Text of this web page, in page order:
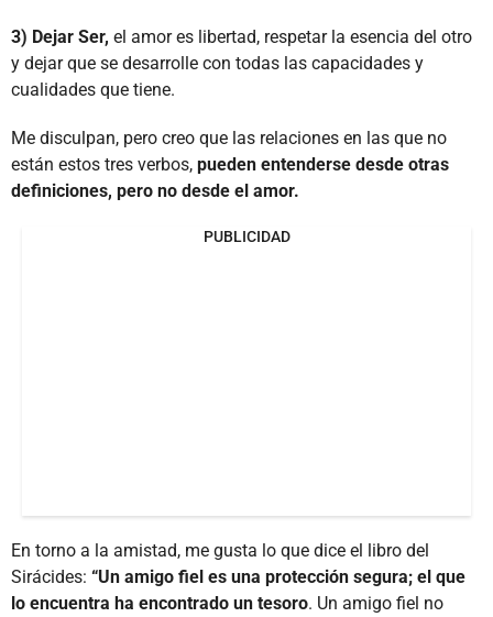
3) Dejar Ser, el amor es libertad, respetar la esencia del otro
y dejar que se desarrolle con todas las capacidades y
cualidades que tiene.
Me disculpan, pero creo que las relaciones en las que no
están estos tres verbos, pueden entenderse desde otras
definiciones, pero no desde el amor.
PUBLICIDAD
En torno a la amistad, me gusta lo que dice el libro del
Sirácides: “Un amigo fiel es una protección segura; el que
lo encuentra ha encontrado un tesoro. Un amigo fiel no